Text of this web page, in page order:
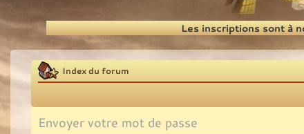
Recherche Les inscriptions sont à
Index du forum
Envoyer votre mot de passe